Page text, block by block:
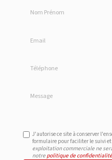
J'autorise ce site à conserver
formulaire pour faciliter le suivi
exploitation commerciale ne
notre politique de